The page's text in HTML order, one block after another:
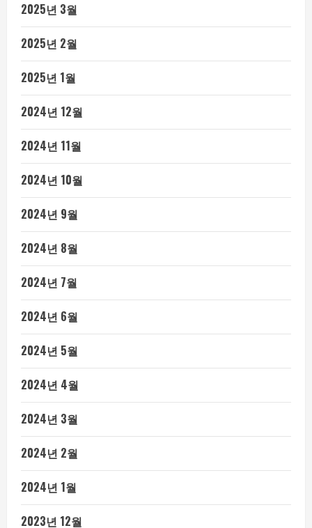
2025년 3월
2025년 2월
2025년 1월
2024년 12월
2024년 11월
2024년 10월
2024년 9월
2024년 8월
2024년 7월
2024년 6월
2024년 5월
2024년 4월
2024년 3월
2024년 2월
2024년 1월
2023년 12월